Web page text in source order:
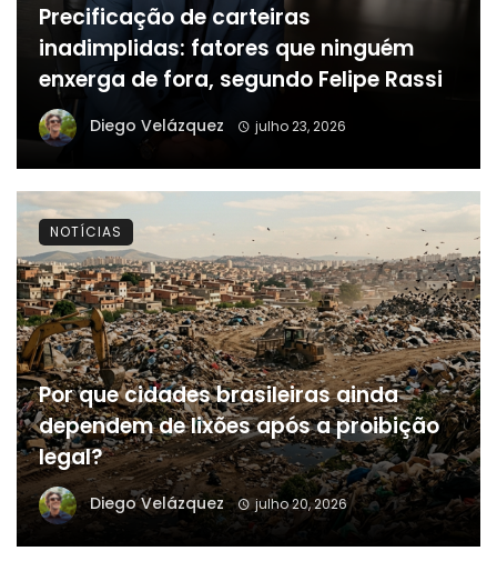
Precificação de carteiras
inadimplidas: fatores que ninguém
enxerga de fora, segundo Felipe Rassi
Diego Velázquez julho 23, 2026
Por que cidades brasileiras ainda
dependem de lixões após a proibição
legal?
Diego Velázquez julho 20, 2026
NOTÍCIAS